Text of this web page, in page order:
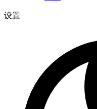
设置